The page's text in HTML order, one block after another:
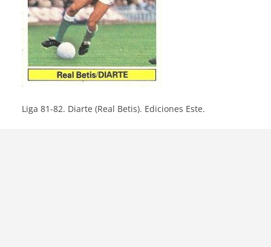
Liga 81-82. Diarte (Real Betis). Ediciones Este.